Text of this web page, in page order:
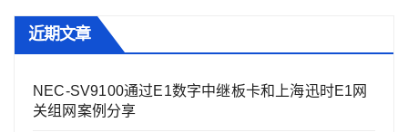
近期文章
NEC-SV9100通过E1数字中继板卡和上海迅时E1网
关组网案例分享